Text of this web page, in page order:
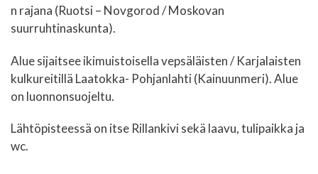
n rajana (Ruotsi – Novgorod / Moskovan
suurruhtinaskunta).
Alue sijaitsee ikimuistoisella vepsäläisten / Karjalaisten
kulkureitillä Laatokka- Pohjanlahti (Kainuunmeri). Alue
on luonnonsuojeltu.
Lähtöpisteessä on itse Rillankivi sekä laavu, tulipaikka ja
wc.